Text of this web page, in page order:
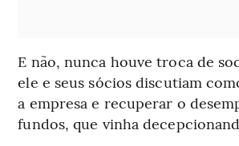
E não, nunca houve troca de
ele e seus sócios discutiam
a empresa e recuperar o
fundos, que vinha